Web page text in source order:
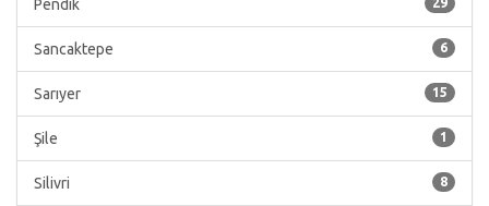
Pendik
6
Sancaktepe
15
Sarıyer
1
Şile
8
Silivri